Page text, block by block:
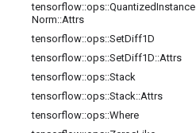
tensorflow::ops::QuantizedInstance
Norm::Attrs
tensorflow::ops::SetDiff1D
tensorflow::ops::SetDiff1D::Attrs
tensorflow::ops::Stack
tensorflow::ops::Stack::Attrs
tensorflow::ops::Where